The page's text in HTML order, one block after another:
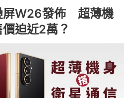
屏W26發佈 超薄機
迫近2萬？